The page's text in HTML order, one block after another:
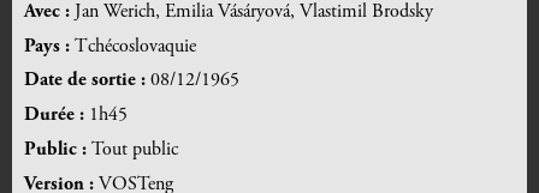
Avec : Jan Werich, Emilia Vásáryová, Vlastimil Brodsky
Pays : Tchécoslovaquie
Date de sortie : 08/12/1965
Durée : 1h45
Public : Tout public
Version : VOSTeng